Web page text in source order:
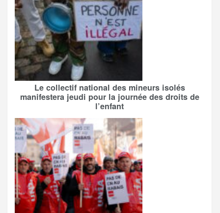
Le collectif national des mineurs isolés
manifestera jeudi pour la journée des droits de
l’enfant